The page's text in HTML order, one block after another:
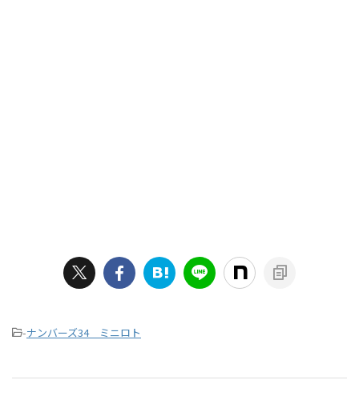
-ナンバーズ34 ミニロト